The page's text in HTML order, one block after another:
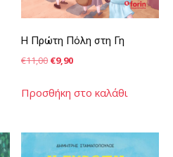
Η Πρώτη Πόλη στη Γη
€11,00 Original
was:
€9,90Η
τιμή
Προσθήκη στο καλάθι